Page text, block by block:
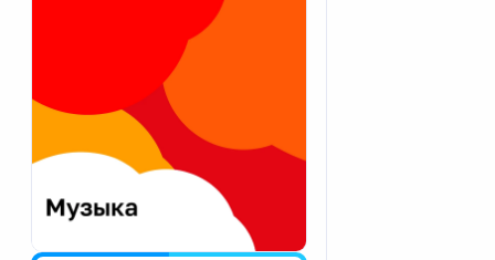
Екатеринбург
Калининград
Калуга